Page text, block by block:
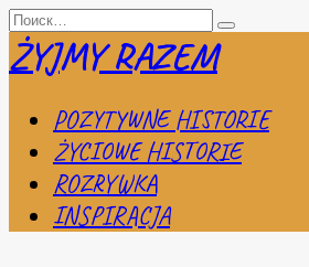
Перейти
к
содержанию
Search
for:
ŻYJMY RAZEM
POZYTYWNE HISTORIE
ŻYCIOWE HISTORIE
ROZRYWKA
INSPIRACJA